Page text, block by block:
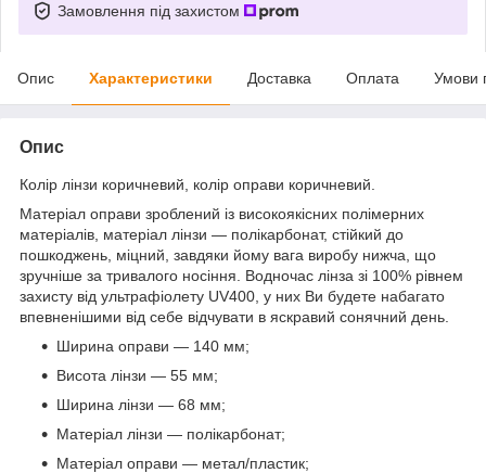
Замовлення під захистом
Опис Характеристики Доставка Оплата Умови
Опис
Колір лінзи коричневий, колір оправи коричневий.
Матеріал оправи зроблений із високоякісних полімерних
матеріалів, матеріал лінзи — полікарбонат, стійкий до
пошкоджень, міцний, завдяки йому вага виробу нижча, що
зручніше за тривалого носіння. Водночас лінза зі 100% рівнем
захисту від ультрафіолету UV400, у них Ви будете набагато
впевненішими від себе відчувати в яскравий сонячний день.
Ширина оправи — 140 мм;
Висота лінзи — 55 мм;
Ширина лінзи — 68 мм;
Матеріал лінзи — полікарбонат;
Матеріал оправи — метал/пластик;